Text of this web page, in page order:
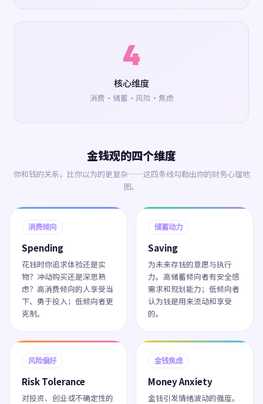
4
核心维度
消费·储蓄·风险·焦虑
金钱观的四个维度
你和钱的关系，比你以为的更复杂——这四条线勾勒出你的财务心理地
图。
消费倾向
Spending
花钱时你追求体验还是实
物？冲动购买还是深思熟
虑？高消费倾向的人享受当
下、勇于投入；低倾向者更
克制。
储蓄动力
Saving
为未来存钱的意愿与执行
力。高储蓄倾向者有安全感
需求和规划能力；低倾向者
认为钱是用来流动和享受
的。
风险偏好
Risk Tolerance
对投资、创业或不确定性的
金钱焦虑
Money Anxiety
金钱引发情绪波动的强度。